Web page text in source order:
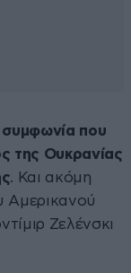
συμφωνία που
της Ουκρανίας
. Και ακόμη
Αμερικανού
Ζελένσκι